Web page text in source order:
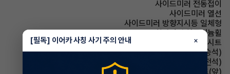
사이드미러 전동접이
사이드미러 열선
사이드미러 방향지시등 일체형
휠타이어 알루미늄휠
시트 가죽시트
시트 전동시트(동승석)
시트 전동시트(운전석)
시트 열선시트(앞)
[필독] 이어카 사칭 사기 주의 안내 ×